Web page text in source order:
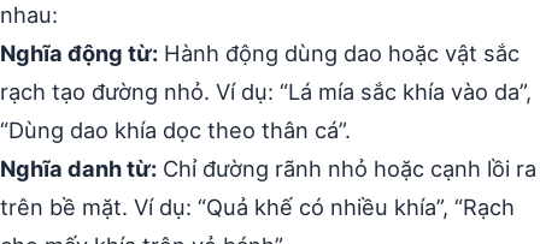
nhau:
Nghĩa động từ: Hành động dùng dao hoặc vật sắc
rạch tạo đường nhỏ. Ví dụ: “Lá mía sắc khía vào da”,
“Dùng dao khía dọc theo thân cá”.
Nghĩa danh từ: Chỉ đường rãnh nhỏ hoặc cạnh lồi ra
trên bề mặt. Ví dụ: “Quả khế có nhiều khía”, “Rạch